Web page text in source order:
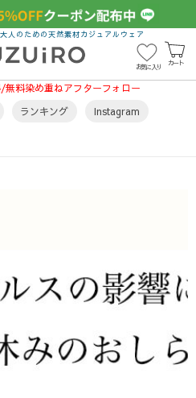
お気に入り カート
人のための天然素材カジュアルウェア
料染め重ねアフターフォロー
ランキング Instagram